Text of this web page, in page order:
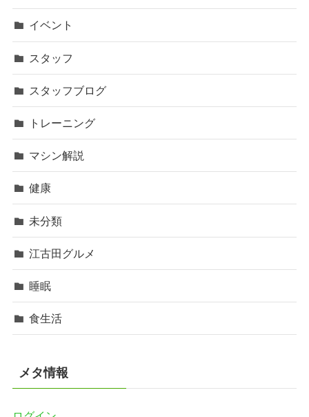
イベント
スタッフ
スタッフブログ
トレーニング
マシン解説
健康
未分類
江古田グルメ
睡眠
食生活
メタ情報